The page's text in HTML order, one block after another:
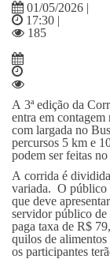
01/05/2026 |
17:30 |
185
A 3ª edição da
entra em
com largada no
percursos 5 km e
podem ser feitas
A corrida é
variada. O público
que deve
servidor público de
paga taxa de R$
quilos de
os participantes